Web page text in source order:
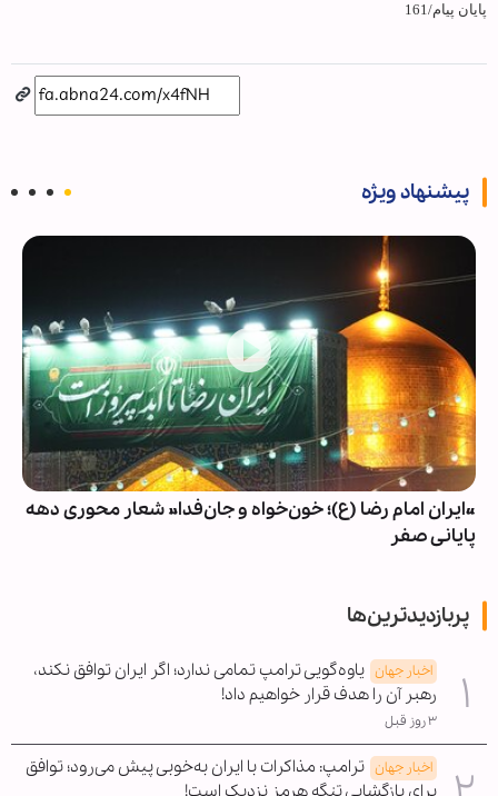
پایان پیام/161
پیشنهاد ویژه
«ایران امام رضا (ع)؛ خون‌خواه و جان‌فدا» شعار محوری دهه
پایانی صفر
پربازدیدترین‌ها
اخبار جهان یاوه‌گویی ترامپ تمامی ندارد؛ اگر ایران توافق نکند،
رهبر آن را هدف قرار خواهیم داد!
۳ روز قبل
اخبار جهان ترامپ: مذاکرات با ایران به‌خوبی پیش می‌رود؛ توافق
برای بازگشایی تنگه هرمز نزدیک است!